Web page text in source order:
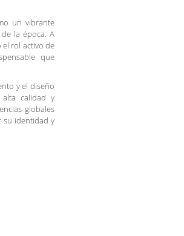
un vibrante
la época. A
rol activo de
que
y el diseño
calidad y
globales
su identidad y